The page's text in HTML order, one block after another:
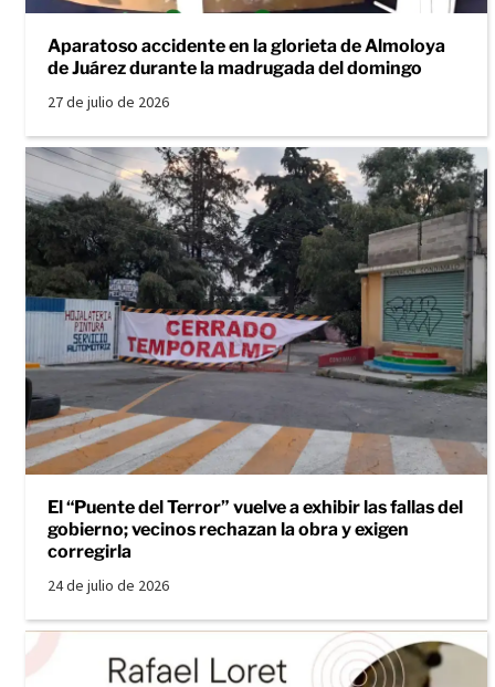
Aparatoso accidente en la glorieta de Almoloya
de Juárez durante la madrugada del domingo
27 de julio de 2026
El “Puente del Terror” vuelve a exhibir las fallas del
gobierno; vecinos rechazan la obra y exigen
corregirla
24 de julio de 2026